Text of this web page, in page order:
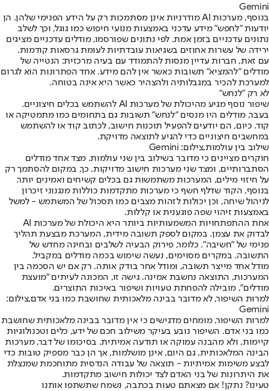
Gemini
בנוסף, מערכות AI מודרניות אינן מסתמכות רק על הידע הפנימי שלהן. הן
יודעות "לחפש" מידע עדכני באמצעות מנועי חיפוש כמו גוגל, וכך לשלב
נתונים עדכניים בזמן אמת. לפי נתונים שפורסמו, מודלים עדכניים מציגים
ירידה של עשרות אחוזים בשגיאות עובדתיות לעומת גרסאות קודמות.
עם זאת, חברות עדיין מנסות להתמודד עם בעיה מרכזית: הנטייה של
מודלים "להמציא" תשובות כאשר אין להם מידע. אחד הפתרונות הוא לגרום
למערכת להכיר במגבלותיה ולהצהיר כאשר היא אינה בטוחה.
לא רק "לנחש"
שיפור נוסף מגיע מהיכולת של מערכות AI להשתמש בכלים חיצוניים.
בעבר, מודלים היו מנסים "לנחש" תשובות גם בתחומים כמו מתמטיקה או
קוד. כיום, הם יודעים להפעיל תוכנות חישוב, לכתוב קוד או להשתמש
במחשבים חיצוניים כדי להגיע לתוצאה מדויקת.
שילוב בין עולמות,צילום: Gemini
חוקרים מציינים כי מדובר בשילוב בין שני עולמות. מצד אחד מודלים
הסתברותיים, ומצד שני מערכות חישוב מדויקות. כך, במקום להסתמך רק
על חיזוי מילים, המערכות משתמשות גם בכלים קשיחים ואמינים יותר.
בנוסף, הקוד שדלף חשף כי מערכות מתקדמות כוללות מנגנוני זיכרון
לניהול שיחה, וכן יכולות לזהות מצבים כמו תסכול של המשתמש - למשל
באמצעות זיהוי שפה פוגענית או קללות.
אחת ההתפתחויות המשמעותיות ביותר היא היכולת של מערכות AI
לבדוק את עצמן. במקום לספק תשובה מידית, המערכת מבצעת תהליך
פנימי של "חשיבה". כלומר, פירוק הבעיה לשלבים ובחינה מחדש של
התשובה. במקרים מסוימים, נעשה שימוש בכמה מודלים במקביל.
מודל אחד מייצר תשובה, ומודל אחר בודק אותה. רק אם יש הסכמה בין
המערכות, התוצאה נחשבת אמינה. גישה זו, המכונה לעיתים "מועצת
מודלים", מובילה להפחתת טעויות ושיפור באיכות התוצרים.
למרות השיפור, לא מדובר בבינה מלאכותית שחושבת כמו בני אדם,צילום:
Gemini
למרות השיפור, מומחים מדגישים כי אין מדובר בבינה מלאכותית שחושבת
כמו בני אדם. השיפור נובע בעיקר משילוב חכם של ידע, כלים וטכנולוגיות
קיימות, ולא מהבנה עמוקה או תודעה אמיתית. בסיכומו של דבר, מערכות
הבינה המלאכותית, גם היום, אינן מושלמות, אך הן כבר מספיק טובות כדי
לבצע משימות אמיתיות - תוצאה של עבודה הנדסית מתוחכמת שמנצלת
את היתרונות של בני האדם לצד יכולות חישוב מתקדמות.
טעינו? נתקן! אם מצאתם טעות בכתבה, נשמח שתשתפו אותנו